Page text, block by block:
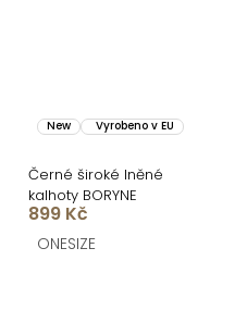
New Vyrobeno v EU
Černé široké lněné
kalhoty BORYNE
899 Kč
ONESIZE